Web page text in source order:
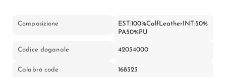
Composizione
EST:100%CalfLeatherINT:50%
PA50%PU
Codice doganale 42034000
Calabrò code 168323